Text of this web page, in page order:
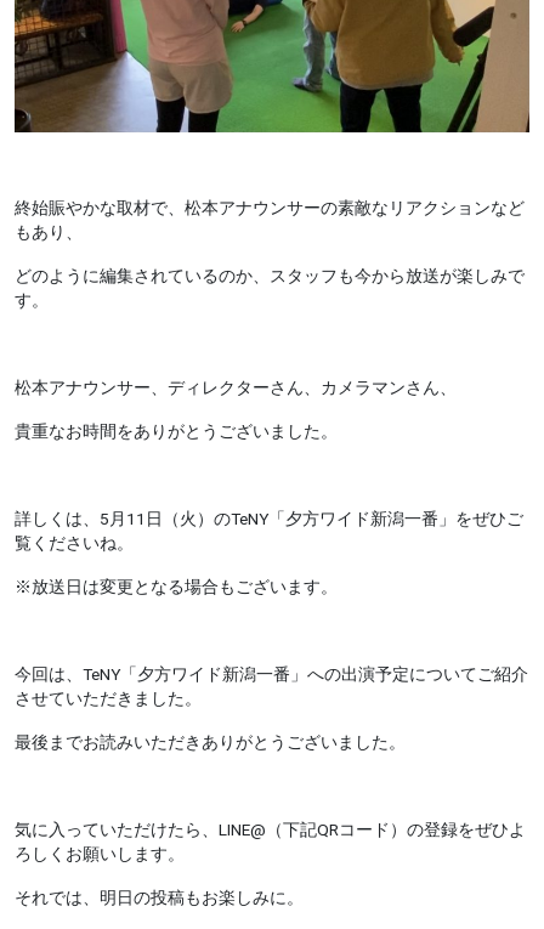
終始賑やかな取材で、松本アナウンサーの素敵なリアクションなど
もあり、
どのように編集されているのか、スタッフも今から放送が楽しみで
す。
松本アナウンサー、ディレクターさん、カメラマンさん、
貴重なお時間をありがとうございました。
詳しくは、5月11日（火）のTeNY「夕方ワイド新潟一番」をぜひご
覧くださいね。
※放送日は変更となる場合もございます。
今回は、TeNY「夕方ワイド新潟一番」への出演予定についてご紹介
させていただきました。
最後までお読みいただきありがとうございました。
気に入っていただけたら、LINE@（下記QRコード）の登録をぜひよ
ろしくお願いします。
それでは、明日の投稿もお楽しみに。